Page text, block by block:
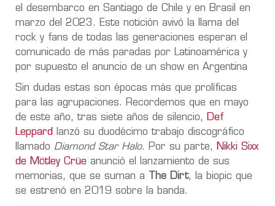
el desembarco en Santiago de Chile y en Brasil en
marzo del 2023. Este notición avivó la llama del
rock y fans de todas las generaciones esperan el
comunicado de más paradas por Latinoamérica y
por supuesto el anuncio de un show en Argentina
Sin dudas estas son épocas más que prolíficas
para las agrupaciones. Recordemos que en mayo
de este año, tras siete años de silencio,
Def
Leppard
lanzó su duodécimo trabajo discográfico
llamado Diamond Star Halo. Por su parte,
Nikki Sixx
de Mötley Crüe anunció el lanzamiento de sus
memorias, que se suman a
The Dirt, la biopic que
se estrenó en 2019 sobre la banda.